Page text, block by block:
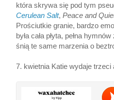
która skrywa się pod tym
Cerulean Salt, Peace and
Prościutkie granie, bardzo
była cała płyta, pełna
śnią te same marzenia o
7. kwietnia Katie wydaje trzeci